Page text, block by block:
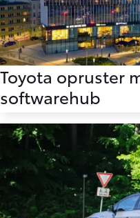
Toyota opruster
softwarehub